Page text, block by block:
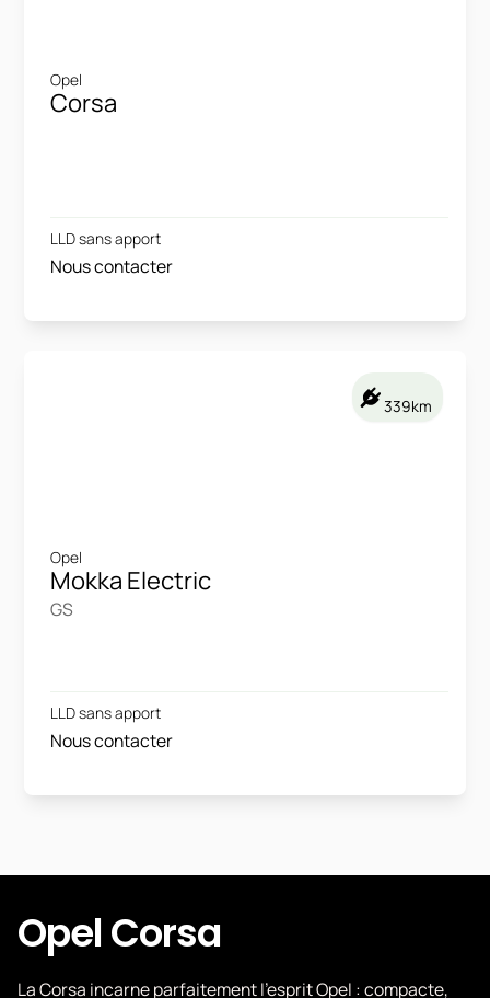
Opel
Corsa
LLD sans apport
Nous contacter
Opel
Mokka Electric
GS
LLD sans apport
Nous contacter
339km
Opel Corsa
La Corsa incarne parfaitement l'esprit Opel : compacte,